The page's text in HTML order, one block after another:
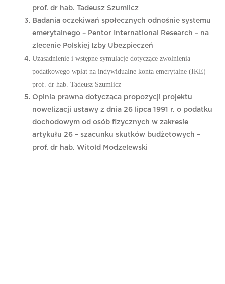
prof. dr hab. Tadeusz Szumlicz
Badania oczekiwań społecznych odnośnie systemu
emerytalnego – Pentor International Research – na
zlecenie Polskiej Izby Ubezpieczeń
Uzasadnienie i wstępne symulacje dotyczące zwolnienia
podatkowego wpłat na indywidualne konta emerytalne (IKE) –
prof. dr hab. Tadeusz Szumlicz
Opinia prawna dotycząca propozycji projektu
nowelizacji ustawy z dnia 26 lipca 1991 r. o podatku
dochodowym od osób fizycznych w zakresie
artykułu 26 – szacunku skutków budżetowych –
prof. dr hab. Witold Modzelewski